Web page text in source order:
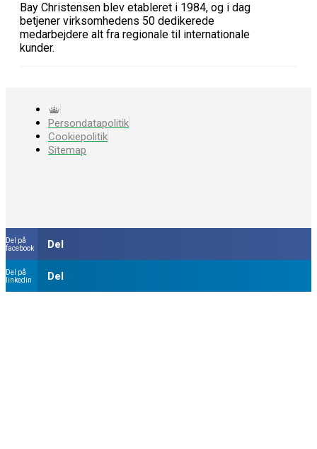
Bay Christensen blev etableret i 1984, og i dag
betjener virksomhedens 50 dedikerede
medarbejdere alt fra regionale til internationale
kunder.
Persondatapolitik
Cookiepolitik
Sitemap
Del på
facebook
Del
Del på
linkedin
Del